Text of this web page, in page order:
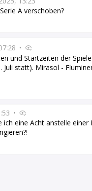
A verschoben?
•
und Startzeiten der
Juli statt). Mirasol -
•
ich eine Acht anstelle